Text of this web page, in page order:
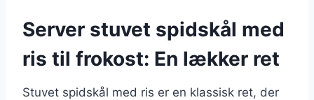
Server stuvet spidskål med
ris til frokost: En lækker ret
Stuvet spidskål med ris er en klassisk ret, der